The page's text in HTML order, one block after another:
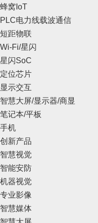
蜂窝IoT
PLC电力线载波通信
短距物联
Wi-Fi/星闪
星闪SoC
定位芯片
显示交互
智慧大屏/显示器/商显
笔记本/平板
手机
创新产品
智慧视觉
智能安防
机器视觉
专业影像
智慧媒体